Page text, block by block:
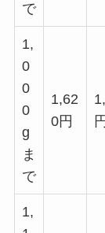
で
1,
0
0
0
g
ま
で
1,62
0円
円
1,